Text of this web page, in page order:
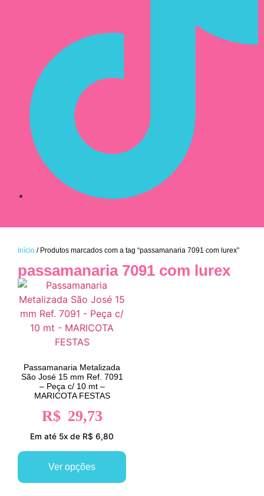
Início / Produtos marcados com a tag “passamanaria 7091 com lurex”
passamanaria 7091 com lurex
Passamanaria Metalizada
São José 15 mm Ref. 7091
– Peça c/ 10 mt –
MARICOTA FESTAS
R$ 29,73
Em até 5x de R$ 6,80
Ver opções